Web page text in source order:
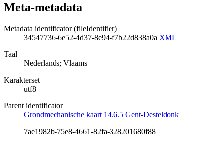
Meta-metadata
Metadata identificator (fileIdentifier)
34547736-6e52-4d37-8e94-f7b22d838a0a XML
Taal
Nederlands; Vlaams
Karakterset
utf8
Parent identificator
Grondmechanische kaart 14.6.5 Gent-Desteldonk
7ae1982b-75e8-4661-82fa-328201680f88